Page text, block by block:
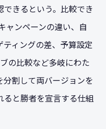
きるという。比較でき
ャンペーンの違い、自
ィングの差、予算設定
の比較など多岐にわた
割して両バージョンを
と勝者を宣言する仕組